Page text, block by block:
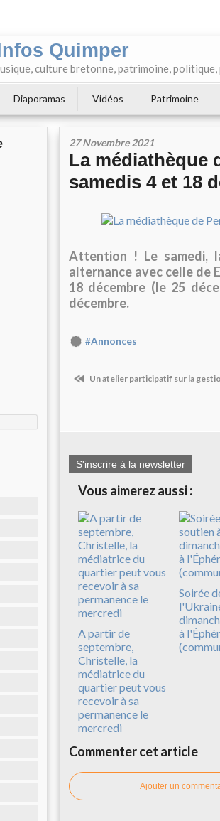
Quimper
culture bretonne, patrimoine, politique,
Diaporamas Vidéos Patrimoine
27 Novembre 2021
La médiathèque
samedis 4 et 18
Attention ! Le samedi,
alternance avec celle de
18 décembre (le 25
décembre.
#Annonces
Un atelier participatif sur la
S'inscrire à la newsletter
Vous aimerez aussi :
A partir de
septembre,
Christelle, la
médiatrice du
quartier peut vous
recevoir à sa
permanence le
mercredi
Soirée
à
Commenter cet article
Ajouter un